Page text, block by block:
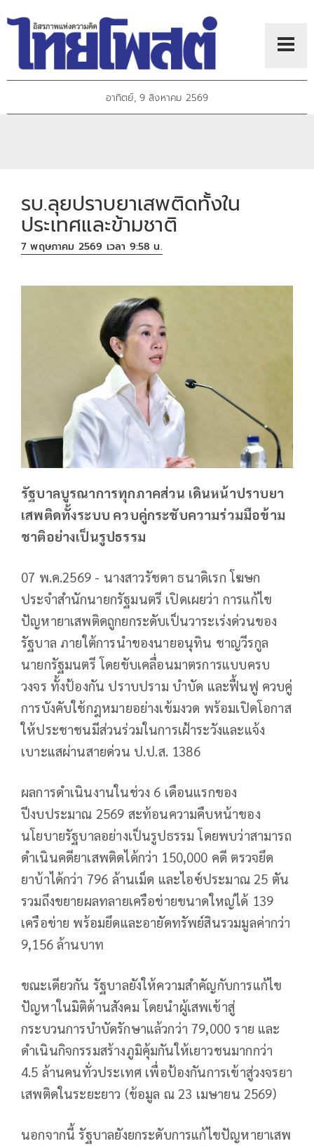
อาทิตย์, 9 สิงหาคม 2569
รบ.ลุยปราบยาเสพติดทั้งใน
ประเทศและข้ามชาติ
7 พฤษภาคม 2569 เวลา 9:58 น.
รัฐบาลบูรณาการทุกภาคส่วน เดินหน้าปราบยา
เสพติดทั้งระบบ ควบคู่กระชับความร่วมมือข้าม
ชาติอย่างเป็นรูปธรรม
07 พ.ค.2569 - นางสาวรัชดา ธนาดิเรก โฆษก
ประจำสำนักนายกรัฐมนตรี เปิดเผยว่า การแก้ไข
ปัญหายาเสพติดถูกยกระดับเป็นวาระเร่งด่วนของ
รัฐบาล ภายใต้การนำของนายอนุทิน ชาญวีรกูล
นายกรัฐมนตรี โดยขับเคลื่อนมาตรการแบบครบ
วงจร ทั้งป้องกัน ปราบปราม บำบัด และฟื้นฟู ควบคู่
การบังคับใช้กฎหมายอย่างเข้มงวด พร้อมเปิดโอกาส
ให้ประชาชนมีส่วนร่วมในการเฝ้าระวังและแจ้ง
เบาะแสผ่านสายด่วน ป.ป.ส. 1386
ผลการดำเนินงานในช่วง 6 เดือนแรกของ
ปีงบประมาณ 2569 สะท้อนความคืบหน้าของ
นโยบายรัฐบาลอย่างเป็นรูปธรรม โดยพบว่าสามารถ
ดำเนินคดียาเสพติดได้กว่า 150,000 คดี ตรวจยึด
ยาบ้าได้กว่า 796 ล้านเม็ด และไอซ์ประมาณ 25 ตัน
รวมถึงขยายผลทลายเครือข่ายขนาดใหญ่ได้ 139
เครือข่าย พร้อมยึดและอายัดทรัพย์สินรวมมูลค่ากว่า
9,156 ล้านบาท
ขณะเดียวกัน รัฐบาลยังให้ความสำคัญกับการแก้ไข
ปัญหาในมิติด้านสังคม โดยนำผู้เสพเข้าสู่
กระบวนการบำบัดรักษาแล้วกว่า 79,000 ราย และ
ดำเนินกิจกรรมสร้างภูมิคุ้มกันให้เยาวชนมากกว่า
4.5 ล้านคนทั่วประเทศ เพื่อป้องกันการเข้าสู่วงจรยา
เสพติดในระยะยาว (ข้อมูล ณ 23 เมษายน 2569)
นอกจากนี้ รัฐบาลยังยกระดับการแก้ไขปัญหายาเสพ